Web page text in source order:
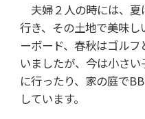
夫婦２人の時には、夏
行き、その土地で美味し
ーボード、春秋はゴル
いましたが、今は小さ
に行ったり、家の庭で
しています。